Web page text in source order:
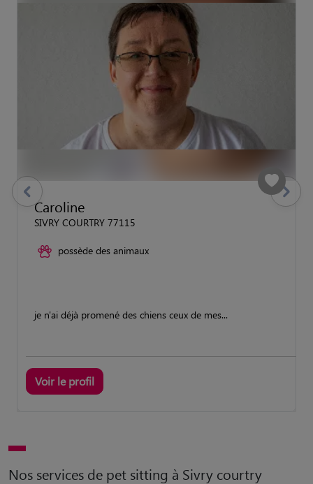
Caroline
SIVRY COURTRY 77115
possède des animaux
je n'ai déjà promené des chiens ceux de mes...
Voir le profil
previous Suivant
Nos services de pet sitting à Sivry courtry